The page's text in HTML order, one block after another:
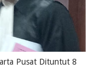
Pusat Dituntut 8